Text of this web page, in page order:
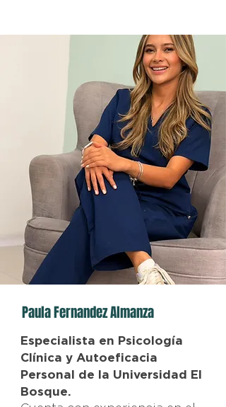
Paula Fernandez Almanza
Especialista en Psicología
Clínica y Autoeficacia
Personal de la Universidad El
Bosque.